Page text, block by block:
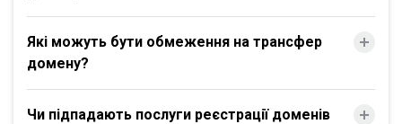
Які можуть бути обмеження на трансфер
домену?
Чи підпадають послуги реєстрації доменів